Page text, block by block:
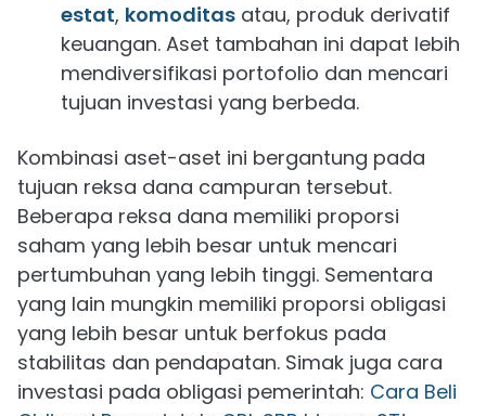
estat, komoditas atau, produk derivatif
keuangan. Aset tambahan ini dapat lebih
mendiversifikasi portofolio dan mencari
tujuan investasi yang berbeda.
Kombinasi aset-aset ini bergantung pada
tujuan reksa dana campuran tersebut.
Beberapa reksa dana memiliki proporsi
saham yang lebih besar untuk mencari
pertumbuhan yang lebih tinggi. Sementara
yang lain mungkin memiliki proporsi obligasi
yang lebih besar untuk berfokus pada
stabilitas dan pendapatan. Simak juga cara
investasi pada obligasi pemerintah: Cara Beli